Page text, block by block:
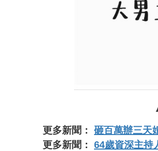
更多新聞： 砸百萬辦三天
更多新聞： 64歲資深主持